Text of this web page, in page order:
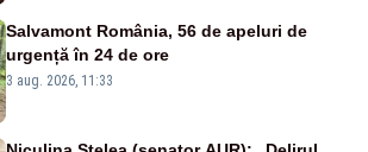
Salvamont România, 56 de apeluri de
urgență în 24 de ore
3 aug. 2026, 11:33